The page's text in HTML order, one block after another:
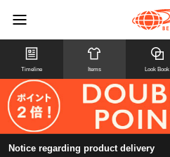
Timeline Items Look Book
Notice regarding product delivery